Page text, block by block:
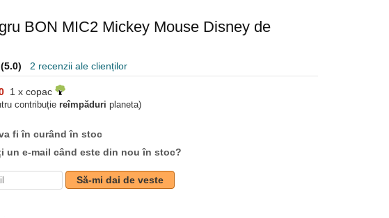
BON MIC2 Mickey Mouse Disney de
(5.0) 2 recenzii ale clienților
1 x copac
contribuție reîmpăduri planeta)
fi în curând în stoc
un e-mail când este din nou în stoc?
Să-mi dai de veste